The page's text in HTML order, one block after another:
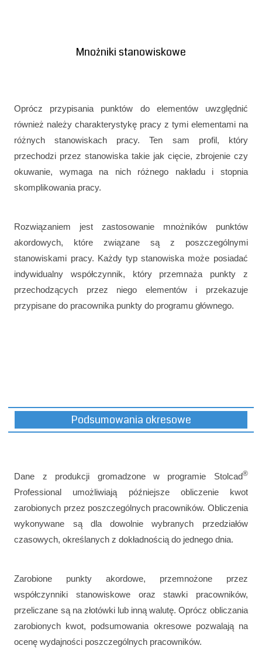
Mnożniki stanowiskowe
Oprócz przypisania punktów do elementów uwzględnić
również należy charakterystykę pracy z tymi elementami na
różnych stanowiskach pracy. Ten sam profil, który
przechodzi przez stanowiska takie jak cięcie, zbrojenie czy
okuwanie, wymaga na nich różnego nakładu i stopnia
skomplikowania pracy.
Rozwiązaniem jest zastosowanie mnożników punktów
akordowych, które związane są z poszczególnymi
stanowiskami pracy. Każdy typ stanowiska może posiadać
indywidualny współczynnik, który przemnaża punkty z
przechodzących przez niego elementów i przekazuje
przypisane do pracownika punkty do programu głównego.
Podsumowania okresowe
Dane z produkcji gromadzone w programie Stolcad®
Professional umożliwiają późniejsze obliczenie kwot
zarobionych przez poszczególnych pracowników. Obliczenia
wykonywane są dla dowolnie wybranych przedziałów
czasowych, określanych z dokładnością do jednego dnia.
Zarobione punkty akordowe, przemnożone przez
współczynniki stanowiskowe oraz stawki pracowników,
przeliczane są na złotówki lub inną walutę. Oprócz obliczania
zarobionych kwot, podsumowania okresowe pozwalają na
ocenę wydajności poszczególnych pracowników.